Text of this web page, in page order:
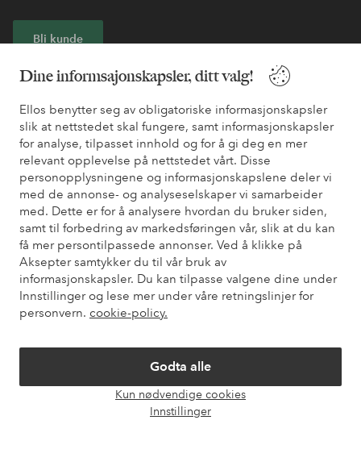
Dine informsajonskapsler, ditt valg!
Ellos benytter seg av obligatoriske informasjonskapsler
slik at nettstedet skal fungere, samt informasjonskapsler
for analyse, tilpasset innhold og for å gi deg en mer
relevant opplevelse på nettstedet vårt. Disse
personopplysningene og informasjonskapslene deler vi
med de annonse- og analyseselskaper vi samarbeider
med. Dette er for å analysere hvordan du bruker siden,
samt til forbedring av markedsføringen vår, slik at du kan
få mer persontilpassede annonser. Ved å klikke på
Aksepter samtykker du til vår bruk av
informasjonskapsler. Du kan tilpasse valgene dine under
Innstillinger og lese mer under våre retningslinjer for
personvern. cookie-policy.
Godta alle
Kun nødvendige cookies
Innstillinger
Bli kunde
* Se tilbudsvilkår ved registrering
Trenger du hjelp?
Du finner svar på de vanligste spørsmålene i vår FAQ. Du finner
også informasjon om hvordan du kan kontakte oss.
Kundeservice Bestilling Betalingsmåte
Mine sider